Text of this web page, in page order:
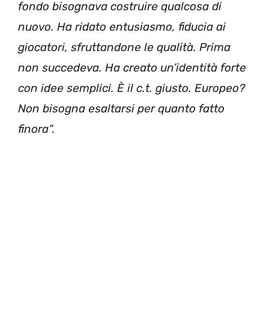
fondo bisognava costruire qualcosa di
nuovo. Ha ridato entusiasmo, fiducia ai
giocatori, sfruttandone le qualità. Prima
non succedeva. Ha creato un’identità forte
con idee semplici. È il c.t. giusto. Europeo?
Non bisogna esaltarsi per quanto fatto
finora”.